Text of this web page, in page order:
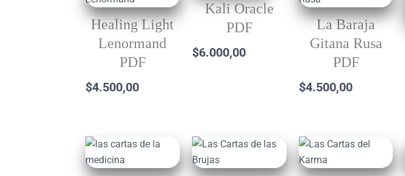
Healing Light
Lenormand
PDF
$4.500,00
Kali Oracle
PDF
$6.000,00
La Baraja
Gitana Rusa
PDF
$4.500,00